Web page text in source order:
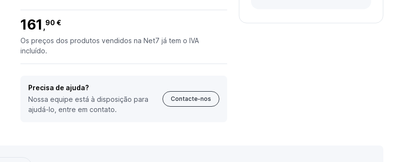
161 ,90 €
Os preços dos produtos vendidos na Net7 já tem o IVA
incluído.
Precisa de ajuda?
Nossa equipe está à disposição para
ajudá-lo, entre em contato.
Contacte-nos